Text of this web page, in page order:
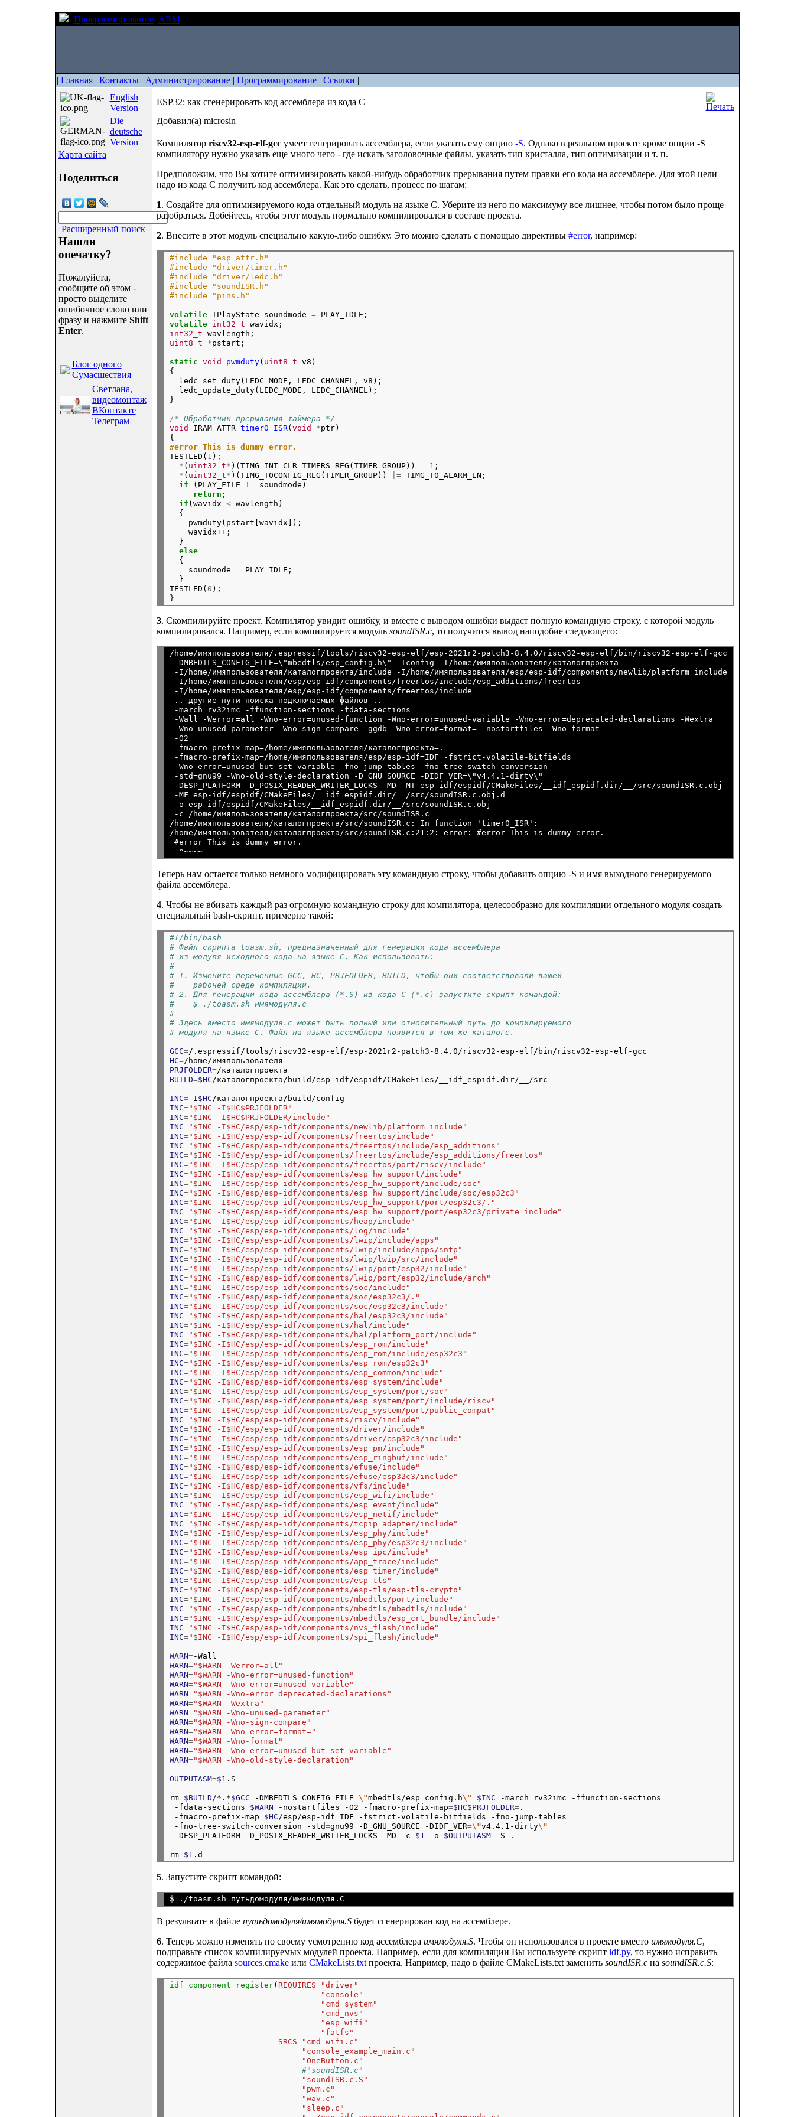
Программирование ARM
| Главная| Контакты| Администрирование| Программирование| Ссылки |
English
Version
Die
deutsche
Version
Карта сайта
Поделиться
Расширенный поиск
Нашли
опечатку?
Пожалуйста,
сообщите об этом -
просто выделите
ошибочное слово или
фразу и нажмите Shift
Enter.
Блог одного
Сумасшествия
Светлана,
видеомонтаж
ВКонтакте
Телеграм
ESP32: как сгенерировать код ассемблера из кода C
Добавил(а) microsin
Компилятор riscv32-esp-elf-gccумеет генерировать ассемблера, если указать ему опцию -S. Однако в реальном проекте кроме опции -S
компилятору нужно указать еще много чего - где искать заголовочные файлы, указать тип кристалла, тип оптимизации и т. п.
Предположим, что Вы хотите оптимизировать какой-нибудь обработчик прерывания путем правки его кода на ассемблере. Для этой цели
надо из кода C получить код ассемблера. Как это сделать, процесс по шагам:
1. Создайте для оптимизируемого кода отдельный модуль на языке C. Уберите из него по максимуму все лишнее, чтобы потом было проще
разобраться. Добейтесь, чтобы этот модуль нормально компилировался в составе проекта.
2. Внесите в этот модуль специально какую-либо ошибку. Это можно сделать с помощью директивы #error, например:
#include "esp_attr.h"
#include "driver/timer.h"
#include "driver/ledc.h"
#include "soundISR.h"
#include "pins.h"
volatile TPlayState soundmode = PLAY_IDLE;
volatile
int32_t wavidx;
int32_t wavlength;
uint8_t
*pstart;
static void pwmduty( uint8_t v8)
{
  ledc_set_duty(LEDC_MODE, LEDC_CHANNEL, v8);
  ledc_update_duty(LEDC_MODE, LEDC_CHANNEL);
}
/* Обработчик прерывания таймера */
void
IRAM_ATTR timer0_ISR( void *ptr)
{
#error This is dummy error.
TESTLED( 1 );
* ( uint32_t* )(TIMG_INT_CLR_TIMERS_REG(TIMER_GROUP)) = 1 ;
* ( uint32_t* )(TIMG_T0CONFIG_REG(TIMER_GROUP)) |= TIMG_T0_ALARM_EN;
if (PLAY_FILE != soundmode)
return ;
if (wavidx < wavlength)
  {
    pwmduty(pstart[wavidx]);
    wavidx
++;
  }
else
  {
    soundmode
= PLAY_IDLE;
  }
TESTLED( 0 );
3. Скомпилируйте проект. Компилятор увидит ошибку, и вместе с выводом ошибки выдаст полную командную строку, с которой модуль
компилировался. Например, если компилируется модуль soundISR.c, то получится вывод наподобие следующего:
/home/имяпользователя/.espressif/tools/riscv32-esp-elf/esp-2021r2-patch3-8.4.0/riscv32-esp-elf/bin/riscv32-esp-elf-gcc
-DMBEDTLS_CONFIG_FILE=\"mbedtls/esp_config.h\" -Iconfig -I/home/имяпользователя/каталогпроекта
-I/home/имяпользователя/каталогпроекта/include -I/home/имяпользователя/esp/esp-idf/components/newlib/platform_include
-I/home/имяпользователя/esp/esp-idf/components/freertos/include/esp_additions/freertos
-I/home/имяпользователя/esp/esp-idf/components/freertos/include
.. другие пути поиска подключаемых файлов ..
-march=rv32imc -ffunction-sections -fdata-sections
-Wall -Werror=all -Wno-error=unused-function -Wno-error=unused-variable -Wno-error=deprecated-declarations -Wextra
-Wno-unused-parameter -Wno-sign-compare -ggdb -Wno-error=format= -nostartfiles -Wno-format
-O2
-fmacro-prefix-map=/home/имяпользователя/каталогпроекта=.
-fmacro-prefix-map=/home/имяпользователя/esp/esp-idf=IDF -fstrict-volatile-bitfields
-Wno-error=unused-but-set-variable -fno-jump-tables -fno-tree-switch-conversion
-std=gnu99 -Wno-old-style-declaration -D_GNU_SOURCE -DIDF_VER=\"v4.4.1-dirty\"
-DESP_PLATFORM -D_POSIX_READER_WRITER_LOCKS -MD -MT esp-idf/espidf/CMakeFiles/__idf_espidf.dir/__/src/soundISR.c.obj
-MF esp-idf/espidf/CMakeFiles/__idf_espidf.dir/__/src/soundISR.c.obj.d
-o esp-idf/espidf/CMakeFiles/__idf_espidf.dir/__/src/soundISR.c.obj
-c /home/имяпользователя/каталогпроекта/src/soundISR.c
/home/имяпользователя/каталогпроекта/src/soundISR.c: In function 'timer0_ISR':
/home/имяпользователя/каталогпроекта/src/soundISR.c:21:2: error: #error This is dummy error.
#error This is dummy error.
  ^~~~~
Теперь нам остается только немного модифицировать эту командную строку, чтобы добавить опцию -S и имя выходного генерируемого
файла ассемблера.
4. Чтобы не вбивать каждый раз огромную командную строку для компилятора, целесообразно для компиляции отдельного модуля создать
специальный bash-скрипт, примерно такой:
#!/bin/bash
# Файл скрипта toasm.sh, предназначенный для генерации кода ассемблера
# из модуля исходного кода на языке C. Как использовать:
#
# 1. Измените переменные GCC, HC, PRJFOLDER, BUILD, чтобы они соответствовали вашей
#    рабочей среде компиляции.
# 2. Для генерации кода ассемблера (*.S) из кода C (*.c) запустите скрипт командой:
#    $ ./toasm.sh имямодуля.c
#
# Здесь вместо имямодуля.c может быть полный или относительный путь до компилируемого
# модуля на языке C. Файл на языке ассемблера появится в том же каталоге.
GCC=/.espressif/tools/riscv32-esp-elf/esp-2021r2-patch3-8.4.0/riscv32-esp-elf/bin/riscv32-esp-elf-gcc
HC=/home/имяпользователя
PRJFOLDER=/каталогпроекта
BUILD=$HC /каталогпроекта/build/esp-idf/espidf/CMakeFiles/__idf_espidf.dir/__/src
INC=-I$HC /каталогпроекта/build/config
INC="$INC -I$HC$PRJFOLDER"
INC="$INC -I$HC$PRJFOLDER/include"
INC="$INC -I$HC/esp/esp-idf/components/newlib/platform_include"
INC="$INC -I$HC/esp/esp-idf/components/freertos/include"
INC="$INC -I$HC/esp/esp-idf/components/freertos/include/esp_additions"
INC="$INC -I$HC/esp/esp-idf/components/freertos/include/esp_additions/freertos"
INC="$INC -I$HC/esp/esp-idf/components/freertos/port/riscv/include"
INC="$INC -I$HC/esp/esp-idf/components/esp_hw_support/include"
INC="$INC -I$HC/esp/esp-idf/components/esp_hw_support/include/soc"
INC="$INC -I$HC/esp/esp-idf/components/esp_hw_support/include/soc/esp32c3"
INC="$INC -I$HC/esp/esp-idf/components/esp_hw_support/port/esp32c3/."
INC="$INC -I$HC/esp/esp-idf/components/esp_hw_support/port/esp32c3/private_include"
INC="$INC -I$HC/esp/esp-idf/components/heap/include"
INC="$INC -I$HC/esp/esp-idf/components/log/include"
INC="$INC -I$HC/esp/esp-idf/components/lwip/include/apps"
INC="$INC -I$HC/esp/esp-idf/components/lwip/include/apps/sntp"
INC="$INC -I$HC/esp/esp-idf/components/lwip/lwip/src/include"
INC="$INC -I$HC/esp/esp-idf/components/lwip/port/esp32/include"
INC="$INC -I$HC/esp/esp-idf/components/lwip/port/esp32/include/arch"
INC="$INC -I$HC/esp/esp-idf/components/soc/include"
INC="$INC -I$HC/esp/esp-idf/components/soc/esp32c3/."
INC="$INC -I$HC/esp/esp-idf/components/soc/esp32c3/include"
INC="$INC -I$HC/esp/esp-idf/components/hal/esp32c3/include"
INC="$INC -I$HC/esp/esp-idf/components/hal/include"
INC="$INC -I$HC/esp/esp-idf/components/hal/platform_port/include"
INC="$INC -I$HC/esp/esp-idf/components/esp_rom/include"
INC="$INC -I$HC/esp/esp-idf/components/esp_rom/include/esp32c3"
INC="$INC -I$HC/esp/esp-idf/components/esp_rom/esp32c3"
INC="$INC -I$HC/esp/esp-idf/components/esp_common/include"
INC="$INC -I$HC/esp/esp-idf/components/esp_system/include"
INC="$INC -I$HC/esp/esp-idf/components/esp_system/port/soc"
INC="$INC -I$HC/esp/esp-idf/components/esp_system/port/include/riscv"
INC="$INC -I$HC/esp/esp-idf/components/esp_system/port/public_compat"
INC="$INC -I$HC/esp/esp-idf/components/riscv/include"
INC="$INC -I$HC/esp/esp-idf/components/driver/include"
INC="$INC -I$HC/esp/esp-idf/components/driver/esp32c3/include"
INC="$INC -I$HC/esp/esp-idf/components/esp_pm/include"
INC="$INC -I$HC/esp/esp-idf/components/esp_ringbuf/include"
INC="$INC -I$HC/esp/esp-idf/components/efuse/include"
INC="$INC -I$HC/esp/esp-idf/components/efuse/esp32c3/include"
INC="$INC -I$HC/esp/esp-idf/components/vfs/include"
INC="$INC -I$HC/esp/esp-idf/components/esp_wifi/include"
INC="$INC -I$HC/esp/esp-idf/components/esp_event/include"
INC="$INC -I$HC/esp/esp-idf/components/esp_netif/include"
INC="$INC -I$HC/esp/esp-idf/components/tcpip_adapter/include"
INC="$INC -I$HC/esp/esp-idf/components/esp_phy/include"
INC="$INC -I$HC/esp/esp-idf/components/esp_phy/esp32c3/include"
INC="$INC -I$HC/esp/esp-idf/components/esp_ipc/include"
INC="$INC -I$HC/esp/esp-idf/components/app_trace/include"
INC="$INC -I$HC/esp/esp-idf/components/esp_timer/include"
INC="$INC -I$HC/esp/esp-idf/components/esp-tls"
INC="$INC -I$HC/esp/esp-idf/components/esp-tls/esp-tls-crypto"
INC="$INC -I$HC/esp/esp-idf/components/mbedtls/port/include"
INC="$INC -I$HC/esp/esp-idf/components/mbedtls/mbedtls/include"
INC="$INC -I$HC/esp/esp-idf/components/mbedtls/esp_crt_bundle/include"
INC="$INC -I$HC/esp/esp-idf/components/nvs_flash/include"
INC="$INC -I$HC/esp/esp-idf/components/spi_flash/include"
WARN=-Wall
WARN="$WARN -Werror=all"
WARN="$WARN -Wno-error=unused-function"
WARN="$WARN -Wno-error=unused-variable"
WARN="$WARN -Wno-error=deprecated-declarations"
WARN="$WARN -Wextra"
WARN="$WARN -Wno-unused-parameter"
WARN="$WARN -Wno-sign-compare"
WARN="$WARN -Wno-error=format="
WARN="$WARN -Wno-format"
WARN="$WARN -Wno-error=unused-but-set-variable"
WARN="$WARN -Wno-old-style-declaration"
OUTPUTASM=$1
rm $BUILD /*.*$GCC -DMBEDTLS_CONFIG_FILE=\"mbedtls/esp_config.h\" $INC -march=rv32imc -ffunction-sections
-fdata-sections $WARN -nostartfiles -O2 -fmacro-prefix-map=$HC$PRJFOLDER=.
-fmacro-prefix-map=$HC /esp/esp-idf=IDF -fstrict-volatile-bitfields -fno-jump-tables
-fno-tree-switch-conversion -std=gnu99 -D_GNU_SOURCE -DIDF_VER=\"v4.4.1-dirty\"
-DESP_PLATFORM -D_POSIX_READER_WRITER_LOCKS -MD -c $1 -o $OUTPUTASM
rm $1
5. Запустите скрипт командой:
$
В результате в файле путьдомодуля/имямодуля.Sбудет сгенерирован код на ассемблере.
6. Теперь можно изменять по своему усмотрению код ассемблера имямодуля.S. Чтобы он использовался в проекте вместо имямодуля.C,
подправьте список компилируемых модулей проекта. Например, если для компиляции Вы используете скрипт idf.py, то нужно исправить
содержимое файла sources.cmakeили CMakeLists.txtпроекта. Например, надо в файле CMakeLists.txt заменить soundISR.cна soundISR.c.S:
idf_component_register( REQUIRES
"driver"
"console"
"cmd_system"
"cmd_nvs"
"esp_wifi"
"fatfs"
SRCS
"cmd_wifi.c"
"console_example_main.c"
"OneButton.c"
#"soundISR.c"
"soundISR.c.S"
"pwm.c"
"wav.c"
"sleep.c"